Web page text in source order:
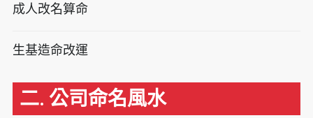
成人改名算命
生基造命改運
二. 公司命名風水